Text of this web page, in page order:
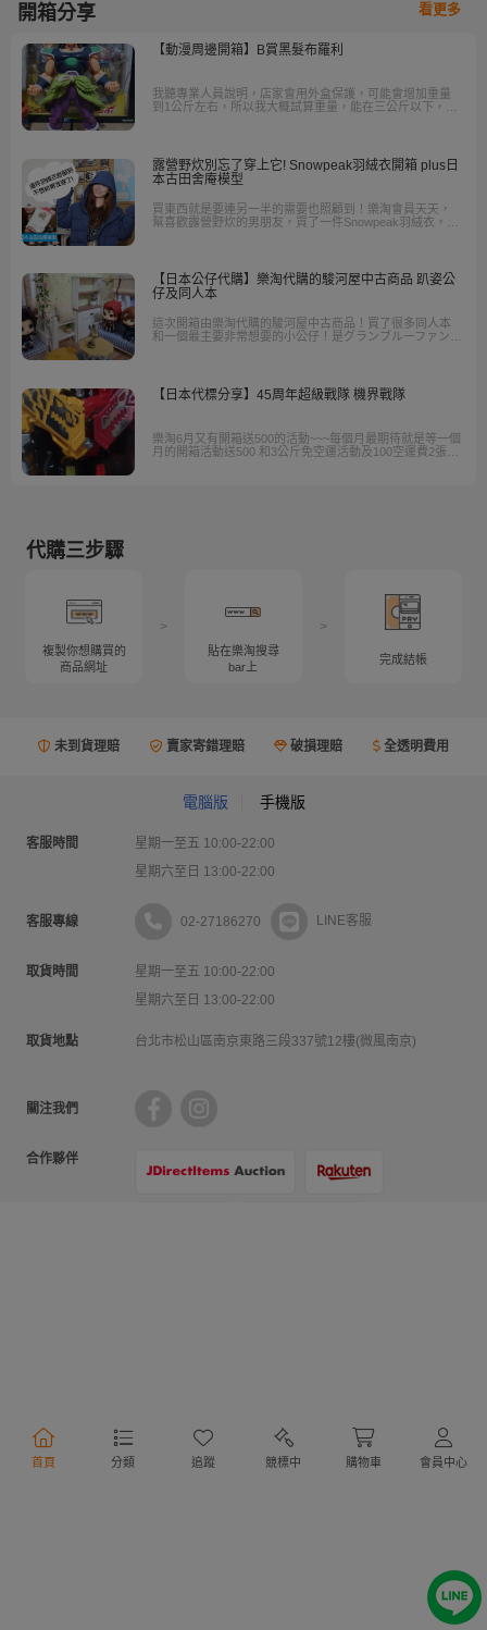
開箱分享 看更多
【動漫周邊開箱】B賞黑髮布羅利
我聽專業人員說明，店家會用外盒保護，可能會增加重量
到1公斤左右，所以我大概試算重量，能在三公斤以下，就
露營野炊別忘了穿上它! Snowpeak羽絨衣開箱 plus日
本古田舍庵模型
買東西就是要連另一半的需要也照顧到！樂淘會員天天，
幫喜歡露營野炊的男朋友，買了一件Snowpeak羽絨衣，質
我們就等天天組裝後再來跟大家分享吧。
【日本公仔代購】樂淘代購的駿河屋中古商品 趴姿公
仔及同人本
這次開箱由樂淘代購的駿河屋中古商品！買了很多同人本
和一個最主要非常想要的小公仔！是グランブルーファン
【日本代標分享】45周年超級戰隊 機界戰隊
樂淘6月又有開箱送500的活動~~~每個月最期待就是等一個
月的開箱活動送500 和3公斤免空運活動及100空運費2張，
代購三步驟
複製你想購買的
商品網址
>
貼在樂淘搜尋
bar上
>
完成結帳
未到貨理賠 賣家寄錯理賠 破損理賠 全透明費用
首頁 分類 追蹤 競標中 購物車 會員中心
電腦版 手機版
客服時間
星期一至五 10:00-22:00
星期六至日 13:00-22:00
客服專線 02-27186270 LINE客服
取貨時間
星期一至五 10:00-22:00
星期六至日 13:00-22:00
取貨地點 台北市松山區南京東路三段337號12樓(微風南京)
關注我們
合作夥伴